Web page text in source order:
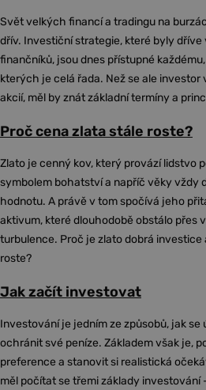
Svět velkých financí a tradingu na
dřív. Investiční strategie, které byly dříve
finančníků, jsou dnes přístupné
kterých je celá řada. Než se ale
akcií, měl by znát základní termíny a
Proč cena zlata stále roste?
Zlato je cenný kov, který provází lidstvo
symbolem bohatství a napříč věky vždy
hodnotu. A právě v tom spočívá jeho
aktivum, které dlouhodobě obstálo přes
turbulence. Proč je zlato dobrá
roste?
Jak začít investovat
Investování je jedním ze způsobů, jak
ochránit své peníze. Základem však je,
preference a stanovit si realistická
měl počítat se třemi základy investování